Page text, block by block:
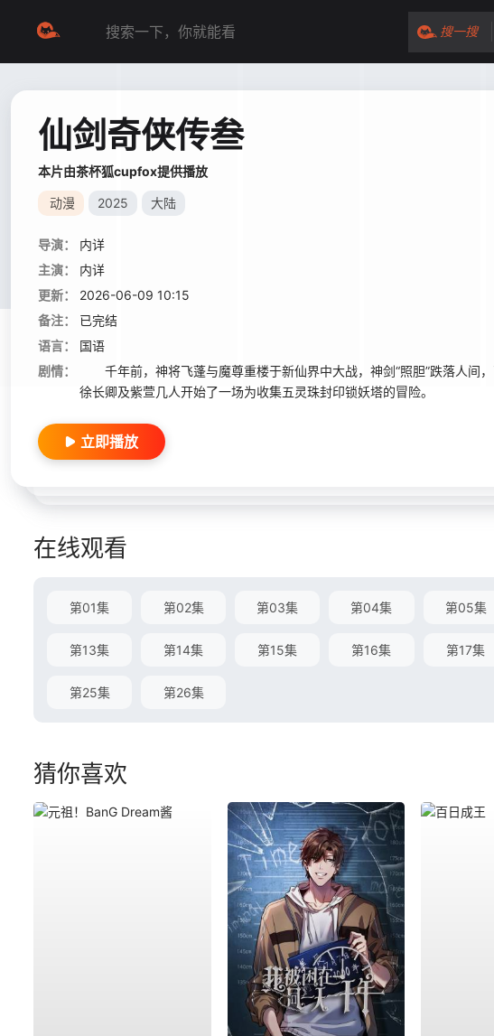
搜一搜
仙剑奇侠传叁
本片由茶杯狐cupfox提供播放
动漫 2025 大陆
导演：
内详
主演：
内详
更新：
2026-06-09 10:15
备注：
已完结
语言：
国语
剧情：
千年前，神将飞蓬与魔尊重楼于新仙界中大战，神剑“照胆”跌落人间
徐长卿及紫萱几人开始了一场为收集五灵珠封印锁妖塔的冒险。
立即播放
在线观看
第01集 第02集 第03集 第04集 第05集
第13集 第14集 第15集 第16集 第17集
第25集 第26集
猜你喜欢